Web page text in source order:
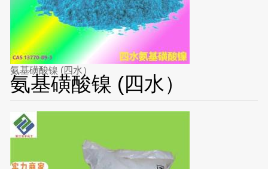
氨基磺酸镍 (四水）
氨基磺酸镍 (四水）